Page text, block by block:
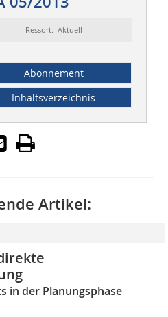
Ressort: Aktuell
Abonnement
Inhaltsverzeichnis
Artikel:
in der Planungsphase